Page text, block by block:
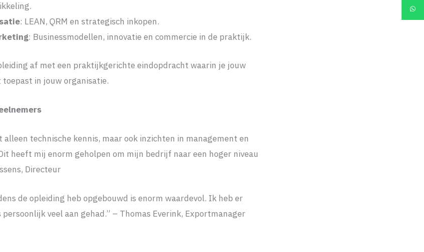
: LEAN, QRM en strategisch inkopen.
: Businessmodellen, innovatie en commercie in de praktijk.
af met een praktijkgerichte eindopdracht waarin je jouw
in jouw organisatie.
alleen technische kennis, maar ook inzichten in management en
heeft mij enorm geholpen om mijn bedrijf naar een hoger niveau
Directeur
de opleiding heb opgebouwd is enorm waardevol. Ik heb er
veel aan gehad.” – Thomas Everink, Exportmanager